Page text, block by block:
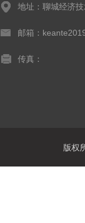
地址：聊城经济
邮箱：
传真：
版权